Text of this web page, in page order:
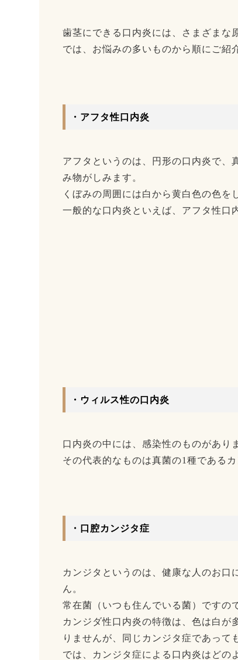
歯茎にできる口内炎には、さまざまな
では、お悩みの多いものから順にご紹
・アフタ性口内炎
アフタというのは、円形の口内炎で、
み物がしみます。
くぼみの周囲には白から黄白色の色を
一般的な口内炎といえば、アフタ性口
・ウィルス性の口内炎
口内炎の中には、感染性のものがあり
その代表的なものは真菌の1種である
・口腔カンジタ症
カンジタというのは、健康な人のお口
ん。
常在菌（いつも住んでいる菌）ですの
カンジダ性口内炎の特徴は、色は白が
りませんが、同じカンジタ症であって
では、カンジタ症による口内炎はどの